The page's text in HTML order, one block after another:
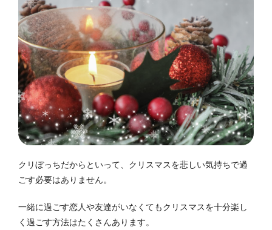
クリぼっちだからといって、クリスマスを悲しい気持ちで過
ごす必要はありません。
一緒に過ごす恋人や友達がいなくてもクリスマスを十分楽し
く過ごす方法はたくさんあります。